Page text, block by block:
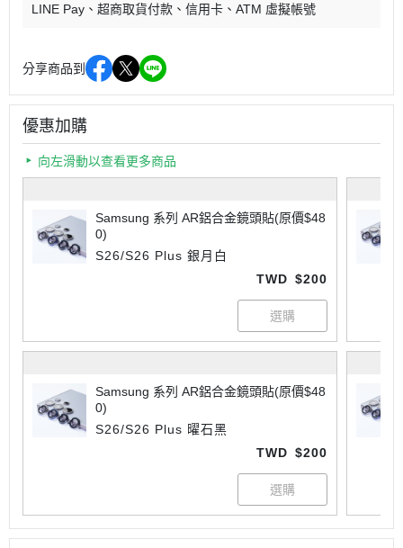
LINE Pay
超商取貨付款 信用卡 ATM 虛擬帳號
分享商品到
優惠加購
向左滑動以查看更多商品
Samsung 系列 AR鋁合金鏡頭貼(原價$48
0)
S26/S26 Plus 銀月白
TWD $200
Samsung 系列 AR鋁合金鏡頭貼(原價$48
0)
S26/S26 Plus 曜石黑
TWD $200